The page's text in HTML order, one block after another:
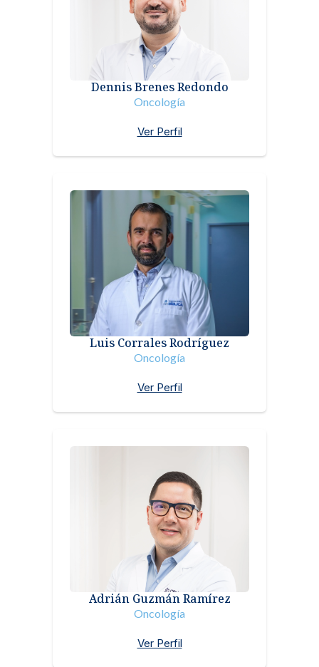
Dennis Brenes Redondo
Oncología
Ver Perfil
Luis Corrales Rodríguez
Oncología
Ver Perfil
Adrián Guzmán Ramírez
Oncología
Ver Perfil